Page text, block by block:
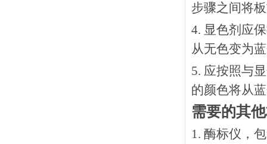
步骤之间将
4. 显色剂应
从无色变为
5. 应按照与
的颜色将从
需要的其
1. 酶标仪，